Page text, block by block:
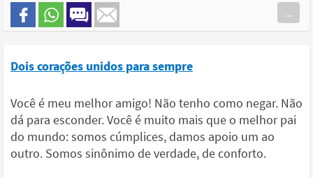
...
Dois corações unidos para sempre
Você é meu melhor amigo! Não tenho como negar. Não
dá para esconder. Você é muito mais que o melhor pai
do mundo: somos cúmplices, damos apoio um ao
outro. Somos sinônimo de verdade, de conforto.